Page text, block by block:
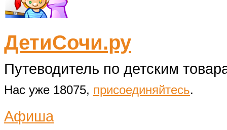
ДетиСочи.ру
Путеводитель по детским
Нас уже 18075, присоединяйтесь.
Афиша